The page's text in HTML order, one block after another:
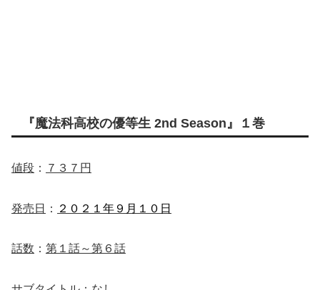
『魔法科高校の優等生 2nd Season』１巻
値段 ： ７３７円
発売日 ： ２０２１年９月１０日
話数 ： 第１話～第６話